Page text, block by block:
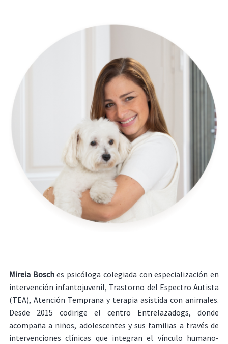
Mireia Bosches psicóloga colegiada con especialización en
intervención infantojuvenil, Trastorno del Espectro Autista
(TEA), Atención Temprana y terapia asistida con animales.
Desde 2015 codirige el centro Entrelazadogs, donde
acompaña a niños, adolescentes y sus familias a través de
intervenciones clínicas que integran el vínculo humano-